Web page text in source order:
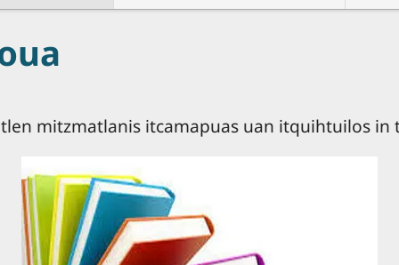
mitzmatlanis itcamapuas uan itquihtuilos in